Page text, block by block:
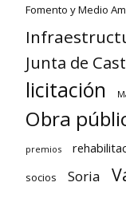
Fomento y Medio
Junta de
licitación
Obra
premios
socios Soria